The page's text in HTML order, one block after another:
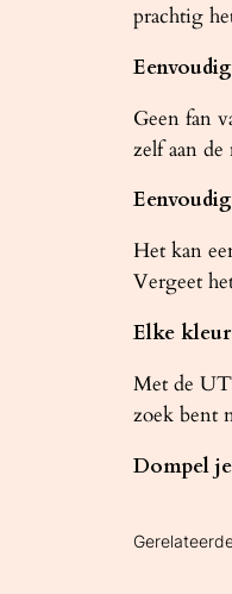
prachtig
Geen fan
zelf aan
Het kan
Vergeet
Elke
Met de
zoek bent
Dompel